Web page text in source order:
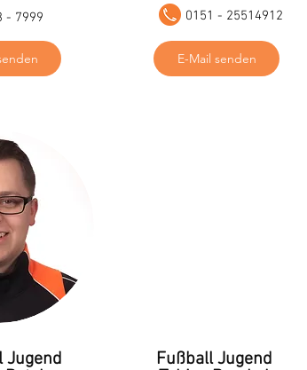
E-Mail senden
0151 - 25514912
- 7999
Jugend
Fußball Jugend